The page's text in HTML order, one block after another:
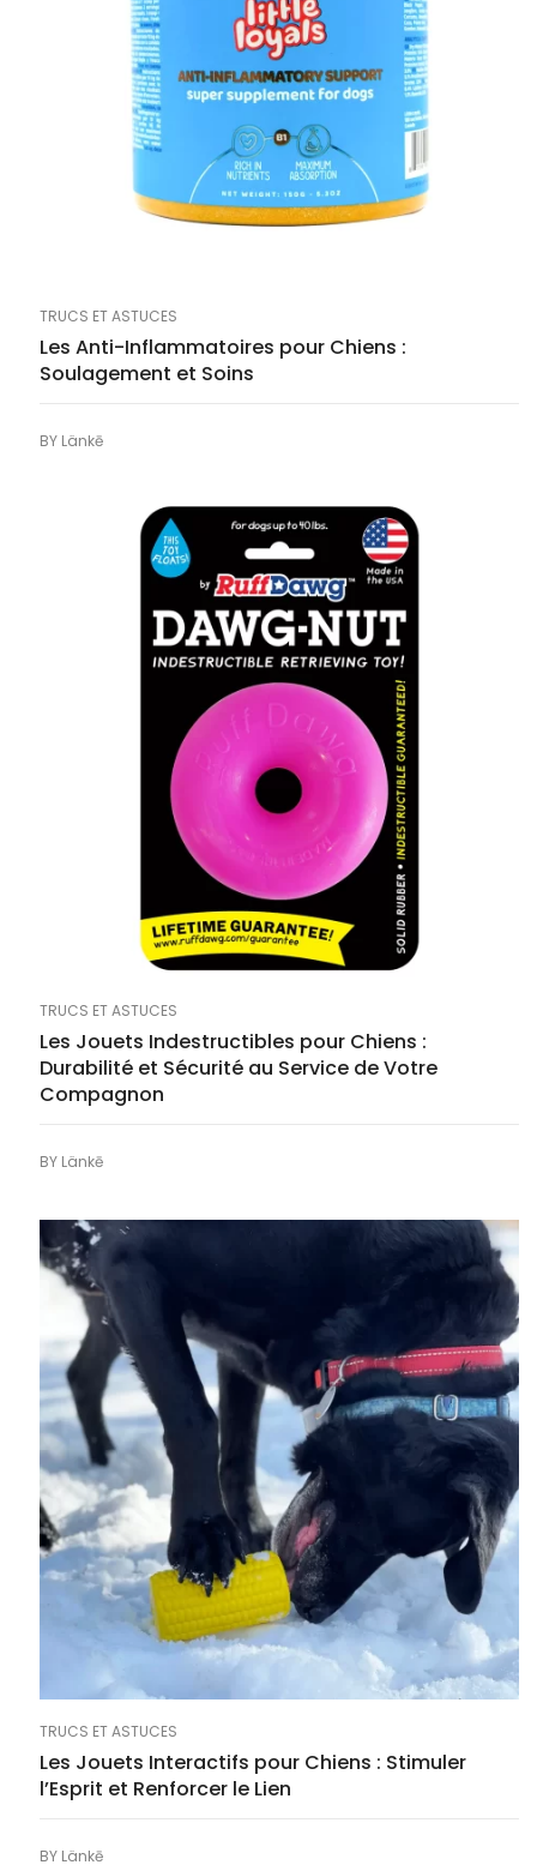
TRUCS ET ASTUCES
Les Anti-Inflammatoires pour Chiens :
Soulagement et Soins
BY Länkē
TRUCS ET ASTUCES
Les Jouets Indestructibles pour Chiens :
Durabilité et Sécurité au Service de Votre
Compagnon
BY Länkē
TRUCS ET ASTUCES
Les Jouets Interactifs pour Chiens : Stimuler
l’Esprit et Renforcer le Lien
BY Länkē